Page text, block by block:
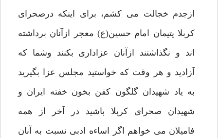
ازجدم خجالت می کشم، برای اینکه درصحرای
کربلا یتیمان امام حسین(ع) معجر ازآنان برداشته
اند و نگذاشتند ازآنان عزاداری بکنند وشما که
آزادید و هر وقت که خواستید مجلس عزا بگیرید
به یاد شهیدان گلگون کفن بخون خفته ایران و
شهیدان صحرای کربلا باشید در آخر از همه
فامیلان می خواهم اگر اساءه‌ ادبی نسبت به آنان